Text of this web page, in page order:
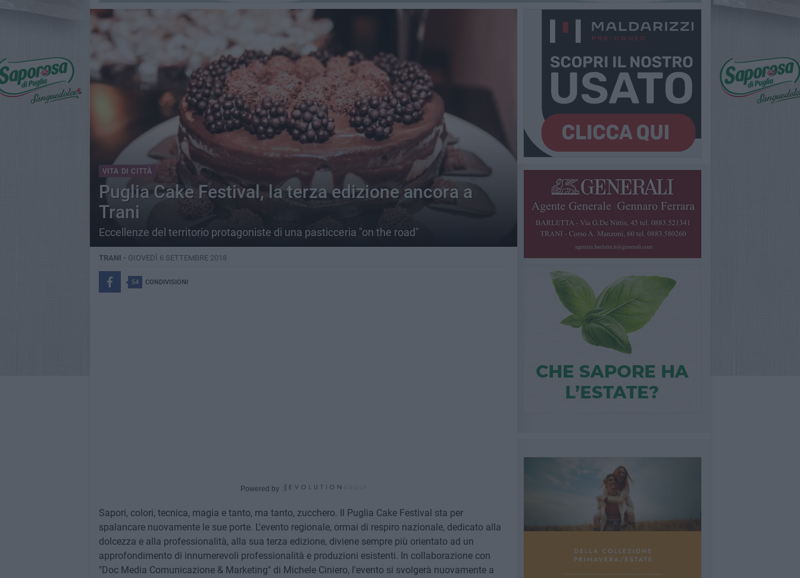
VITA DI CITTÀ
Puglia Cake Festival, la terza edizione ancora a
Trani
Eccellenze del territorio protagoniste di una pasticceria "on the road"
TRANI - GIOVEDÌ 6 SETTEMBRE 2018
54 CONDIVISIONI
Powered by
Sapori, colori, tecnica, magia e tanto, ma tanto, zucchero. Il Puglia Cake Festival sta per
spalancare nuovamente le sue porte. L'evento regionale, ormai di respiro nazionale, dedicato alla
dolcezza e alla professionalità, alla sua terza edizione, diviene sempre più orientato ad un
approfondimento di innumerevoli professionalità e produzioni esistenti. In collaborazione con
"Doc Media Comunicazione & Marketing" di Michele Ciniero, l'evento si svolgerà nuovamente a